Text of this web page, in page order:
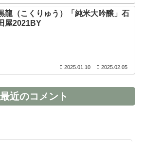
龍（こくりゅう）「純米大吟醸」石
屋2021BY
2025.01.10 2025.02.05
最近のコメント